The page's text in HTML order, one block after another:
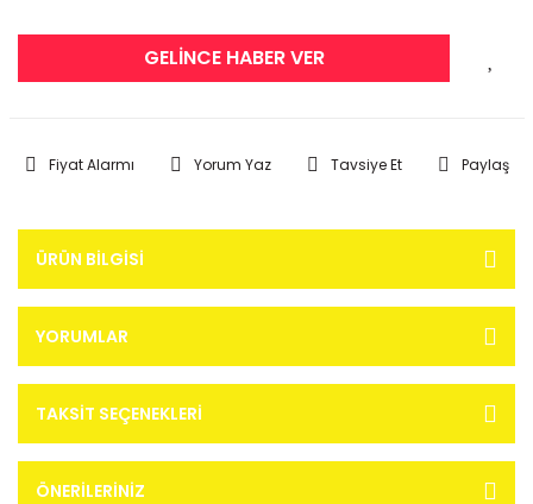
GELİNCE HABER VER
Fiyat Alarmı Yorum Yaz Tavsiye Et Paylaş
ÜRÜN BILGISI
YORUMLAR
TAKSIT SEÇENEKLERI
ÖNERILERINIZ